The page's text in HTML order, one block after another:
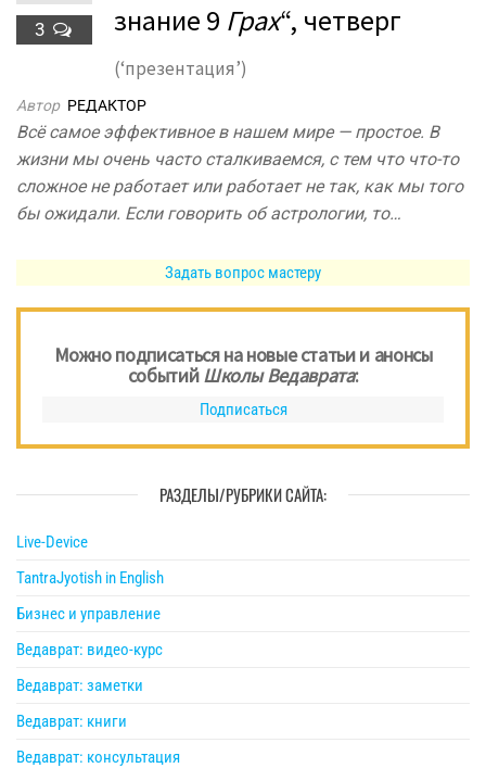
3
знание 9 Грах“, четверг
(‘презентация’)
Автор РЕДАКТОР
Всё самое эффективное в нашем мире — простое. В
жизни мы очень часто сталкиваемся, с тем что что-то
сложное не работает или работает не так, как мы того
бы ожидали. Если говорить об астрологии, то…
Задать вопрос мастеру
Можно подписаться на новые статьи и анонсы
событийШколы Ведаврата:
Подписаться
РАЗДЕЛЫ/РУБРИКИ САЙТА:
Live-Device
TantraJyotish in English
Бизнес и управление
Ведаврат: видео-курс
Ведаврат: заметки
Ведаврат: книги
Ведаврат: консультация